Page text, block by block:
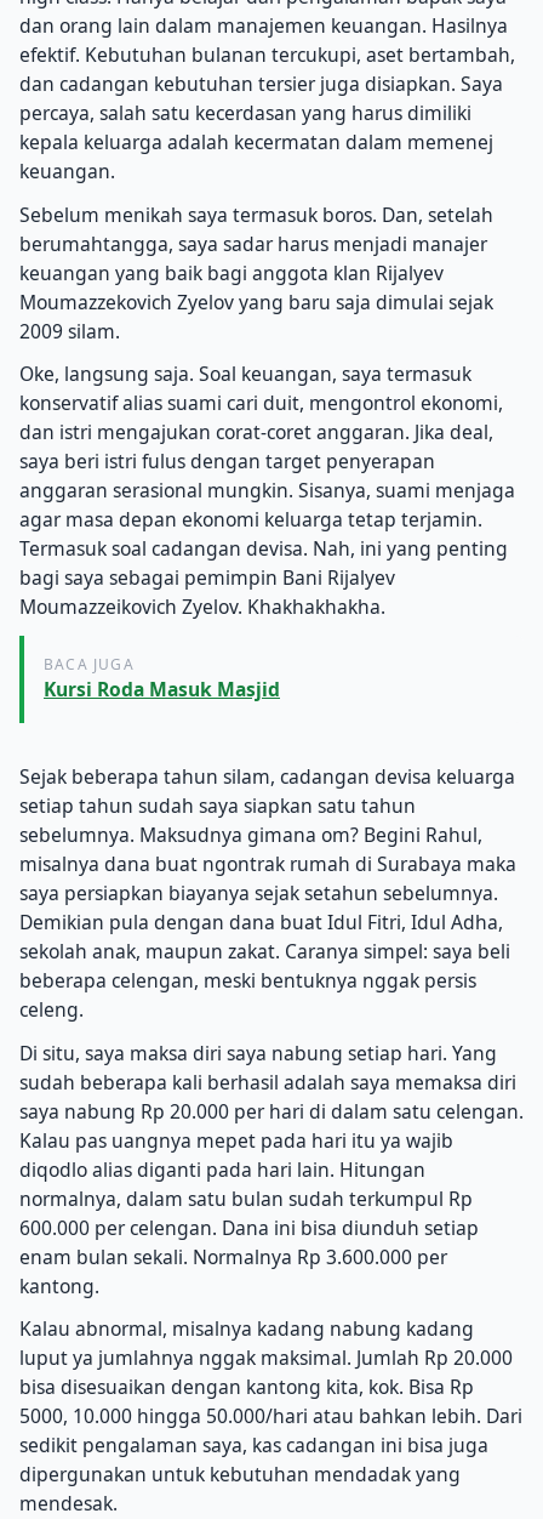
dan orang lain dalam manajemen keuangan. Hasilnya
efektif. Kebutuhan bulanan tercukupi, aset bertambah,
dan cadangan kebutuhan tersier juga disiapkan. Saya
percaya, salah satu kecerdasan yang harus dimiliki
kepala keluarga adalah kecermatan dalam memenej
keuangan.
Sebelum menikah saya termasuk boros. Dan, setelah
berumahtangga, saya sadar harus menjadi manajer
keuangan yang baik bagi anggota klan Rijalyev
Moumazzekovich Zyelov yang baru saja dimulai sejak
2009 silam.
Oke, langsung saja. Soal keuangan, saya termasuk
konservatif alias suami cari duit, mengontrol ekonomi,
dan istri mengajukan corat-coret anggaran. Jika deal,
saya beri istri fulus dengan target penyerapan
anggaran serasional mungkin. Sisanya, suami menjaga
agar masa depan ekonomi keluarga tetap terjamin.
Termasuk soal cadangan devisa. Nah, ini yang penting
bagi saya sebagai pemimpin Bani Rijalyev
Moumazzeikovich Zyelov. Khakhakhakha.
BACA JUGA
Kursi Roda Masuk Masjid
Sejak beberapa tahun silam, cadangan devisa keluarga
setiap tahun sudah saya siapkan satu tahun
sebelumnya. Maksudnya gimana om? Begini Rahul,
misalnya dana buat ngontrak rumah di Surabaya maka
saya persiapkan biayanya sejak setahun sebelumnya.
Demikian pula dengan dana buat Idul Fitri, Idul Adha,
sekolah anak, maupun zakat. Caranya simpel: saya beli
beberapa celengan, meski bentuknya nggak persis
celeng.
Di situ, saya maksa diri saya nabung setiap hari. Yang
sudah beberapa kali berhasil adalah saya memaksa diri
saya nabung Rp 20.000 per hari di dalam satu celengan.
Kalau pas uangnya mepet pada hari itu ya wajib
diqodlo alias diganti pada hari lain. Hitungan
normalnya, dalam satu bulan sudah terkumpul Rp
600.000 per celengan. Dana ini bisa diunduh setiap
enam bulan sekali. Normalnya Rp 3.600.000 per
kantong.
Kalau abnormal, misalnya kadang nabung kadang
luput ya jumlahnya nggak maksimal. Jumlah Rp 20.000
bisa disesuaikan dengan kantong kita, kok. Bisa Rp
5000, 10.000 hingga 50.000/hari atau bahkan lebih. Dari
sedikit pengalaman saya, kas cadangan ini bisa juga
dipergunakan untuk kebutuhan mendadak yang
mendesak.